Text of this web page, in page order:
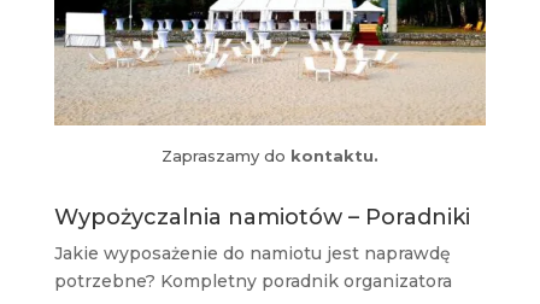
Zapraszamy do kontaktu.
Wypożyczalnia namiotów – Poradniki
Jakie wyposażenie do namiotu jest naprawdę
potrzebne? Kompletny poradnik organizatora